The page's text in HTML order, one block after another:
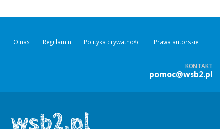
O nas Regulamin Polityka prywatności Prawa autorskie
KONTAKT
pomoc@wsb2.pl